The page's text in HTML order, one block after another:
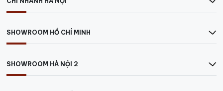
SHOWROOM HỒ CHÍ MINH
SHOWROOM HÀ NỘI 2